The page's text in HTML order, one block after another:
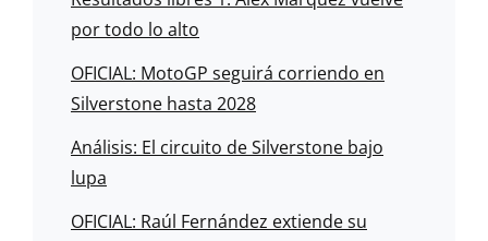
por todo lo alto
OFICIAL: MotoGP seguirá corriendo en
Silverstone hasta 2028
Análisis: El circuito de Silverstone bajo
lupa
OFICIAL: Raúl Fernández extiende su